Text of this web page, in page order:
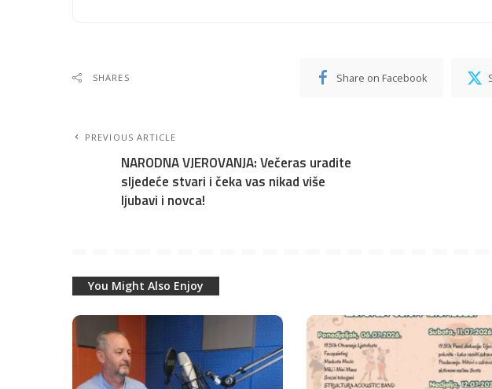
SHARES Share on Facebook
PREVIOUS ARTICLE
NARODNA VJEROVANJA: Večeras uradite
sljedeće stvari i čeka vas nikad više
ljubavi i novca!
You Might Also Enjoy